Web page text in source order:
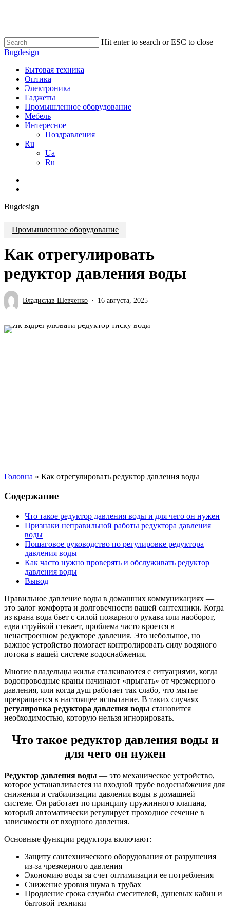
content
Hit enter to search or ESC to close
Close
Bugdesign
search
Menu
Бытовая техника
Оптика
Электроника
Гаджеты
Промышленное оборудование
Мебель
Интересное
Поздравления
Ru
Ua
Ru
Bugdesign
Промышленное оборудование
Как отрегулировать
редуктор давления воды
Владислав Шевченко 16 августа, 2025
Головна » Как отрегулировать редуктор давления воды
Содержание
Что такое редуктор давления воды и для чего он нужен
Признаки неправильной работы редуктора давления
воды
Пошаговое руководство по регулировке редуктора
давления воды
Как часто нужно проверять и обслуживать редуктор
давления воды
Вывод
Правильное давление воды в домашних коммуникациях —
это залог комфорта и долговечности вашей сантехники. Когда
из крана вода бьет с силой пожарного рукава или наоборот,
едва струйкой стекает, проблема часто кроется в
ненастроенном редукторе давления. Это небольшое, но
важное устройство помогает контролировать силу водяного
потока в вашей системе водоснабжения.
Многие владельцы жилья сталкиваются с ситуациями, когда
водопроводные краны начинают «прыгать» от чрезмерного
давления, или когда душ работает так слабо, что мытье
превращается в настоящее испытание. В таких случаях
регулировка редуктора давления воды становится
необходимостью, которую нельзя игнорировать.
Что такое редуктор давления воды и
для чего он нужен
Редуктор давления воды — это механическое устройство,
которое устанавливается на входной трубе водоснабжения для
снижения и стабилизации давления воды в домашней
системе. Он работает по принципу пружинного клапана,
который автоматически регулирует проходное сечение в
зависимости от входного давления.
Основные функции редуктора включают:
Защиту сантехнического оборудования от разрушения
из-за чрезмерного давления
Экономию воды за счет оптимизации ее потребления
Снижение уровня шума в трубах
Продление срока службы смесителей, душевых кабин и
бытовой техники